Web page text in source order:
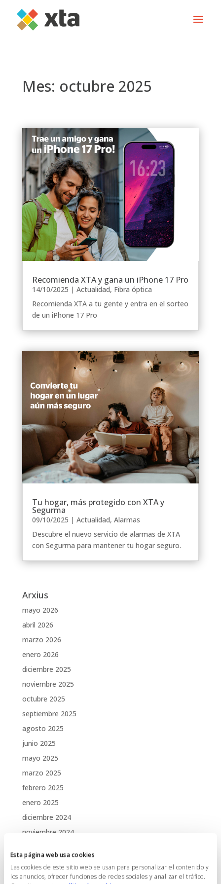
Esta página web usa cookies
Las cookies de este sitio web se usan para personalizar el contenido y
los anuncios, ofrecer funciones de redes sociales y analizar el tráfico.
Mes: octubre 2025
Recomienda XTA y gana un iPhone 17 Pro
14/10/2025 | Actualidad, Fibra óptica
Recomienda XTA a tu gente y entra en el sorteo
de un iPhone 17 Pro
Tu hogar, más protegido con XTA y
Segurma
09/10/2025 | Actualidad, Alarmas
Descubre el nuevo servicio de alarmas de XTA
con Segurma para mantener tu hogar seguro.
Arxius
mayo 2026
abril 2026
marzo 2026
enero 2026
diciembre 2025
noviembre 2025
octubre 2025
septiembre 2025
agosto 2025
junio 2025
mayo 2025
marzo 2025
febrero 2025
enero 2025
diciembre 2024
noviembre 2024
agosto 2024
junio 2024